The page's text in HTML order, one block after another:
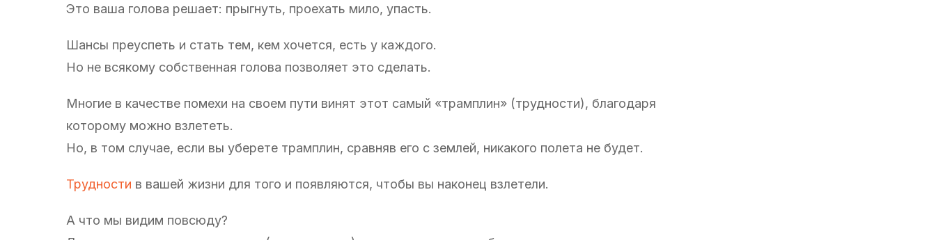
Это ваша голова решает: прыгнуть, проехать мило, упасть.
Шансы преуспеть и стать тем, кем хочется, есть у каждого.
Но не всякому собственная голова позволяет это сделать.
Многие в качестве помехи на своем пути винят этот самый «трамплин» (трудности), благодаря
которому можно взлететь.
Но, в том случае, если вы уберете трамплин, сравняв его с землей, никакого полета не будет.
Трудности в вашей жизни для того и появляются, чтобы вы наконец взлетели.
А что мы видим повсюду?